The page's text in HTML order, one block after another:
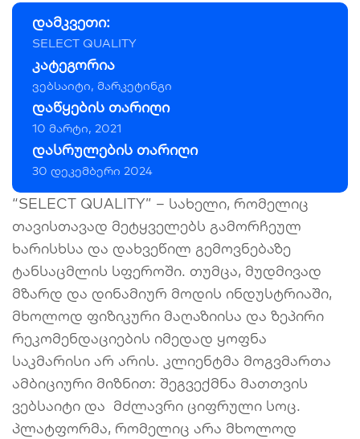
დამკვეთი:
SELECT QUALITY
კატეგორია
ვებსაიტი, მარკეტინგი
დაწყების თარიღი
10 მარტი, 2021
დასრულების თარიღი
30 დეკემბერი 2024
“SELECT QUALITY” – სახელი, რომელიც
თავისთავად მეტყველებს გამორჩეულ
ხარისხსა და დახვეწილ გემოვნებაზე
ტანსაცმლის სფეროში. თუმცა, მუდმივად
მზარდ და დინამიურ მოდის ინდუსტრიაში,
მხოლოდ ფიზიკური მაღაზიისა და ზეპირი
რეკომენდაციების იმედად ყოფნა
საკმარისი არ არის. კლიენტმა მოგვმართა
ამბიციური მიზნით: შეგვექმნა მათთვის
ვებსაიტი და მძლავრი ციფრული სოც.
პლატფორმა, რომელიც არა მხოლოდ